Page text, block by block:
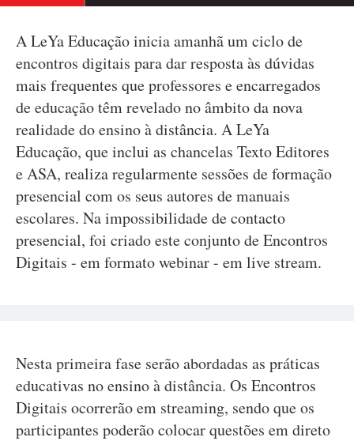
A LeYa Educação inicia amanhã um ciclo de
encontros digitais para dar resposta às dúvidas
mais frequentes que professores e encarregados
de educação têm revelado no âmbito da nova
realidade do ensino à distância. A LeYa
Educação, que inclui as chancelas Texto Editores
e ASA, realiza regularmente sessões de formação
presencial com os seus autores de manuais
escolares. Na impossibilidade de contacto
presencial, foi criado este conjunto de Encontros
Digitais - em formato webinar - em live stream.
Nesta primeira fase serão abordadas as práticas
educativas no ensino à distância. Os Encontros
Digitais ocorrerão em streaming, sendo que os
participantes poderão colocar questões em direto